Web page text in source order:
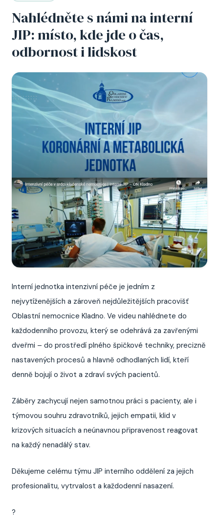
Nahlédněte s námi na interní
JIP: místo, kde jde o čas,
odbornost i lidskost
Interní jednotka intenzivní péče je jedním z
nejvytíženějších a zároveň nejdůležitějších pracovišť
Oblastní nemocnice Kladno. Ve videu nahlédnete do
každodenního provozu, který se odehrává za zavřenými
dveřmi – do prostředí plného špičkové techniky, precizně
nastavených procesů a hlavně odhodlaných lidí, kteří
denně bojují o život a zdraví svých pacientů.
Záběry zachycují nejen samotnou práci s pacienty, ale i
týmovou souhru zdravotníků, jejich empatii, klid v
krizových situacích a neúnavnou připravenost reagovat
na každý nenadálý stav.
Děkujeme celému týmu JIP interního oddělení za jejich
profesionalitu, vytrvalost a každodenní nasazení.
?